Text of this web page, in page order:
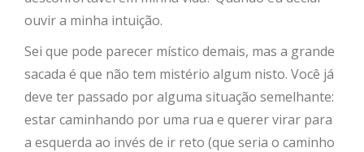
ouvir a minha intuição.
Sei que pode parecer místico demais, mas a grande
sacada é que não tem mistério algum nisto. Você já
deve ter passado por alguma situação semelhante:
estar caminhando por uma rua e querer virar para
a esquerda ao invés de ir reto (que seria o caminho